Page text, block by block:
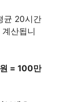
균 20시간
산됩니
= 100만